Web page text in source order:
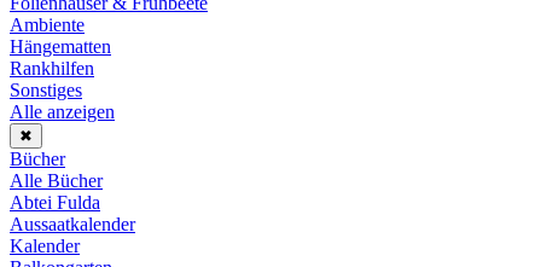
Ambiente
Hängematten
Rankhilfen
Sonstiges
Alle anzeigen
✖
Bücher
Alle Bücher
Abtei Fulda
Aussaatkalender
Kalender